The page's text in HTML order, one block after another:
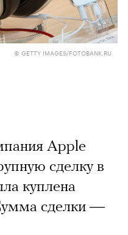
© GETTY IMAGES/FOTOBANK.RU
Apple
сделку в
куплена
сделки —